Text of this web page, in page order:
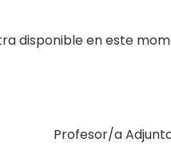
disponible en este
Profesor/a